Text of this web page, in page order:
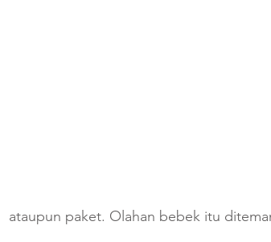
ataupun paket. Olahan bebek itu